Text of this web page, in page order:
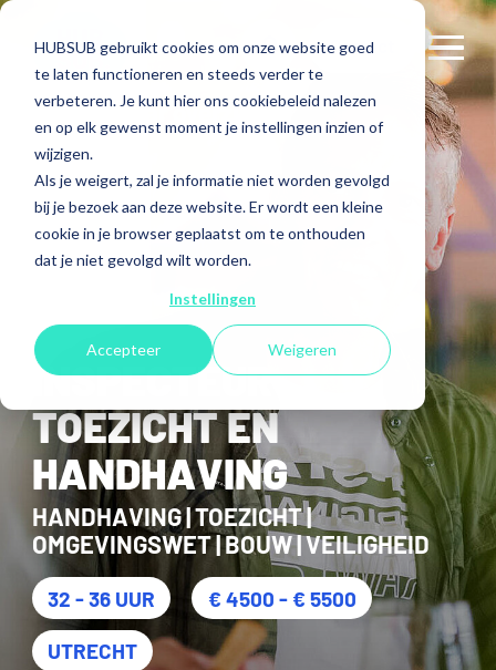
HUBSUB gebruikt cookies om onze website goed
te laten functioneren en steeds verder te
verbeteren. Je kunt hier ons cookiebeleid nalezen
en op elk gewenst moment je instellingen inzien of
wijzigen.
Als je weigert, zal je informatie niet worden gevolgd
bij je bezoek aan deze website. Er wordt een kleine
cookie in je browser geplaatst om te onthouden
dat je niet gevolgd wilt worden.
Instellingen
Accepteer Weigeren
Contact
< Terug naar overzicht
INSPECTEUR
TOEZICHT EN
HANDHAVING
HANDHAVING | TOEZICHT |
OMGEVINGSWET | BOUW | VEILIGHEID
32 - 36 UUR € 4500 - € 5500
UTRECHT